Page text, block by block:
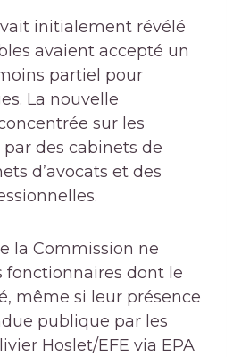
initialement révélé
avaient accepté un
partiel pour
La nouvelle
sur les
des cabinets de
d’avocats et des
la Commission ne
fonctionnaires dont le
même si leur présence
publique par les
Hoslet/EFE via EPA